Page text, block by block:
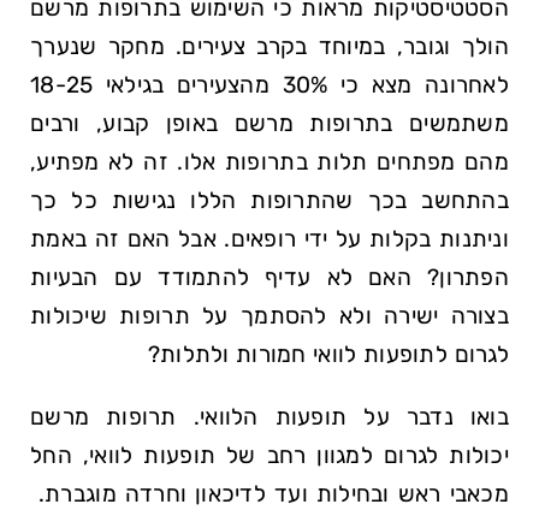
הסטטיסטיקות מראות כי השימוש בתרופות מרשם
הולך וגובר, במיוחד בקרב צעירים. מחקר שנערך
לאחרונה מצא ⁣כי 30%⁢ מהצעירים בגילאי 18-25
משתמשים בתרופות ​מרשם באופן ‍קבוע, ורבים
מהם מפתחים תלות בתרופות אלו. זה לא מפתיע,
בהתחשב‍ בכך⁣ שהתרופות הללו נגישות כל כך
וניתנות בקלות על ידי ‍רופאים. אבל האם זה באמת
הפתרון? האם לא⁤ עדיף להתמודד עם הבעיות
בצורה ישירה ולא להסתמך ⁣על תרופות שיכולות
לגרום ⁢לתופעות⁢ לוואי ​חמורות ולתלות?
בואו נדבר על תופעות הלוואי. ‍תרופות מרשם
יכולות‌ לגרום למגוון רחב של תופעות לוואי, החל
מכאבי ⁢ראש ובחילות ועד​ לדיכאון וחרדה מוגברת. ​